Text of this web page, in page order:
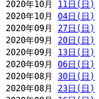
2020年10月 11日(日)
2020年10月 04日(日)
2020年09月 27日(日)
2020年09月 20日(日)
2020年09月 13日(日)
2020年09月 06日(日)
2020年08月 30日(日)
2020年08月 23日(日)